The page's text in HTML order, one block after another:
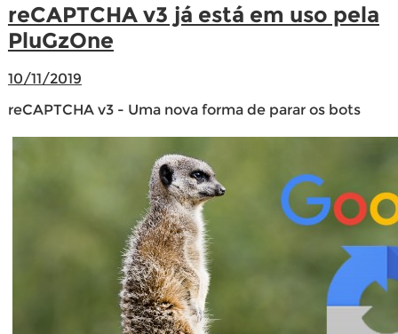
reCAPTCHA v3 já está em uso pela
PluGzOne
10/11/2019
reCAPTCHA v3 - Uma nova forma de parar os bots